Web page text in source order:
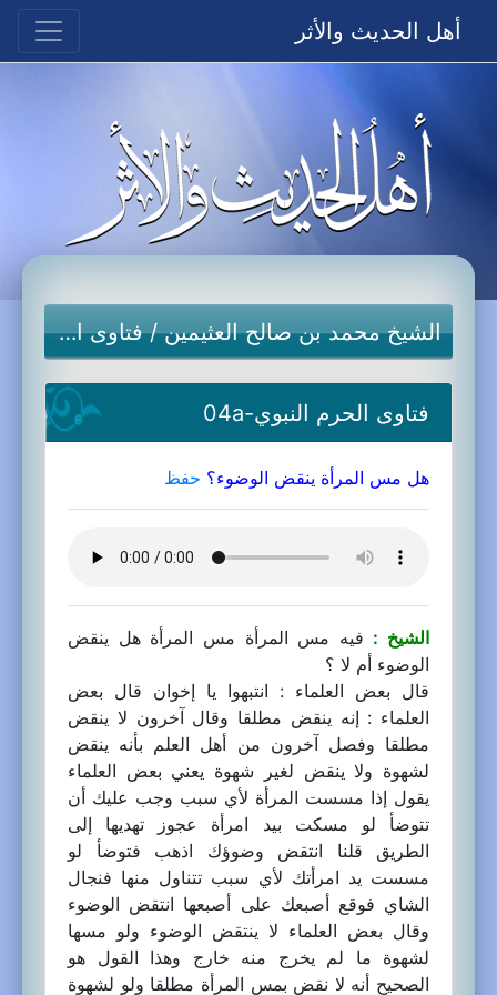
أهل الحديث والأثر
الشيخ محمد بن صالح العثيمين/فتاوى الحرم النبوي
فتاوى الحرم النبوي-04a
هل مس المرأة ينقض الوضوء؟ حفظ
الشيخ : فيه مس المرأة مس المرأة هل ينقض
الوضوء أم لا ؟
قال بعض العلماء : انتبهوا يا إخوان قال بعض
العلماء : إنه ينقض مطلقا وقال آخرون لا ينقض
مطلقا وفصل آخرون من أهل العلم بأنه ينقض
لشهوة ولا ينقض لغير شهوة يعني بعض العلماء
يقول إذا مسست المرأة لأي سبب وجب عليك أن
تتوضأ لو مسكت بيد امرأة عجوز تهديها إلى
الطريق قلنا انتقض وضوؤك اذهب فتوضأ لو
مسست يد امرأتك لأي سبب تتناول منها فنجال
الشاي فوقع أصبعك على أصبعها انتقض الوضوء
وقال بعض العلماء لا ينتقض الوضوء ولو مسها
لشهوة ما لم يخرج منه خارج وهذا القول هو
الصحيح أنه لا نقض بمس المرأة مطلقا ولو لشهوة